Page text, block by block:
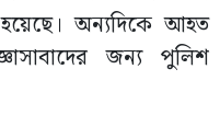
অন্যদিকে আহত
জন্য পুলিশ